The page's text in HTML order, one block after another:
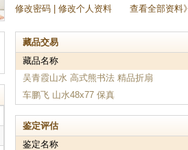
修改密码 修改个人资料 查看全部资料》
藏品交易
藏品名称
吴青霞山水 高式熊书法 精品折扇
车鹏飞 山水48x77 保真
鉴定评估
鉴定名称